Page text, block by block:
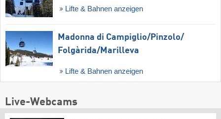
Lifte & Bahnen anzeigen
Madonna di Campiglio/​Pinzolo/​
Folgàrida/​Marilleva
Lifte & Bahnen anzeigen
Live-Webcams